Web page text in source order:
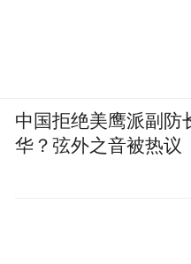
中国拒绝美鹰派副防
华？弦外之音被热议